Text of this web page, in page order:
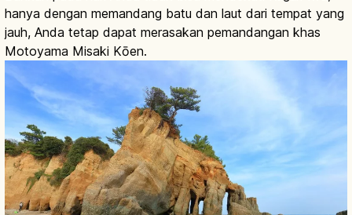
hanya dengan memandang batu dan laut dari tempat yang
jauh, Anda tetap dapat merasakan pemandangan khas
Motoyama Misaki Kōen.